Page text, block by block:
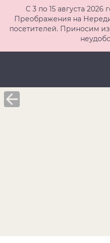
С 3 по 15 августа 2026
Преображения на
посетителей. Приносим